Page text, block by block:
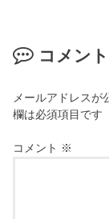
コメン
メールアドレスが
欄は必須項目です
コメント ※